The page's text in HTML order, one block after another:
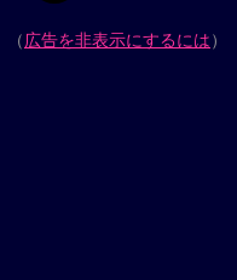
（広告を非表示にするには）